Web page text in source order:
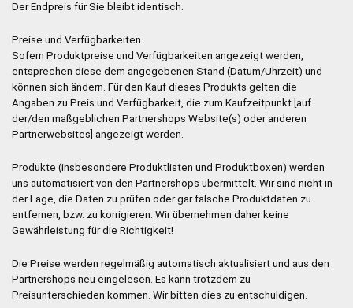
Der Endpreis für Sie bleibt identisch.
Preise und Verfügbarkeiten
Sofern Produktpreise und Verfügbarkeiten angezeigt werden,
entsprechen diese dem angegebenen Stand (Datum/Uhrzeit) und
können sich ändern. Für den Kauf dieses Produkts gelten die
Angaben zu Preis und Verfügbarkeit, die zum Kaufzeitpunkt [auf
der/den maßgeblichen Partnershops Website(s) oder anderen
Partnerwebsites] angezeigt werden.
Produkte (insbesondere Produktlisten und Produktboxen) werden
uns automatisiert von den Partnershops übermittelt. Wir sind nicht in
der Lage, die Daten zu prüfen oder gar falsche Produktdaten zu
entfernen, bzw. zu korrigieren. Wir übernehmen daher keine
Gewährleistung für die Richtigkeit!
Die Preise werden regelmäßig automatisch aktualisiert und aus den
Partnershops neu eingelesen. Es kann trotzdem zu
Preisunterschieden kommen. Wir bitten dies zu entschuldigen.